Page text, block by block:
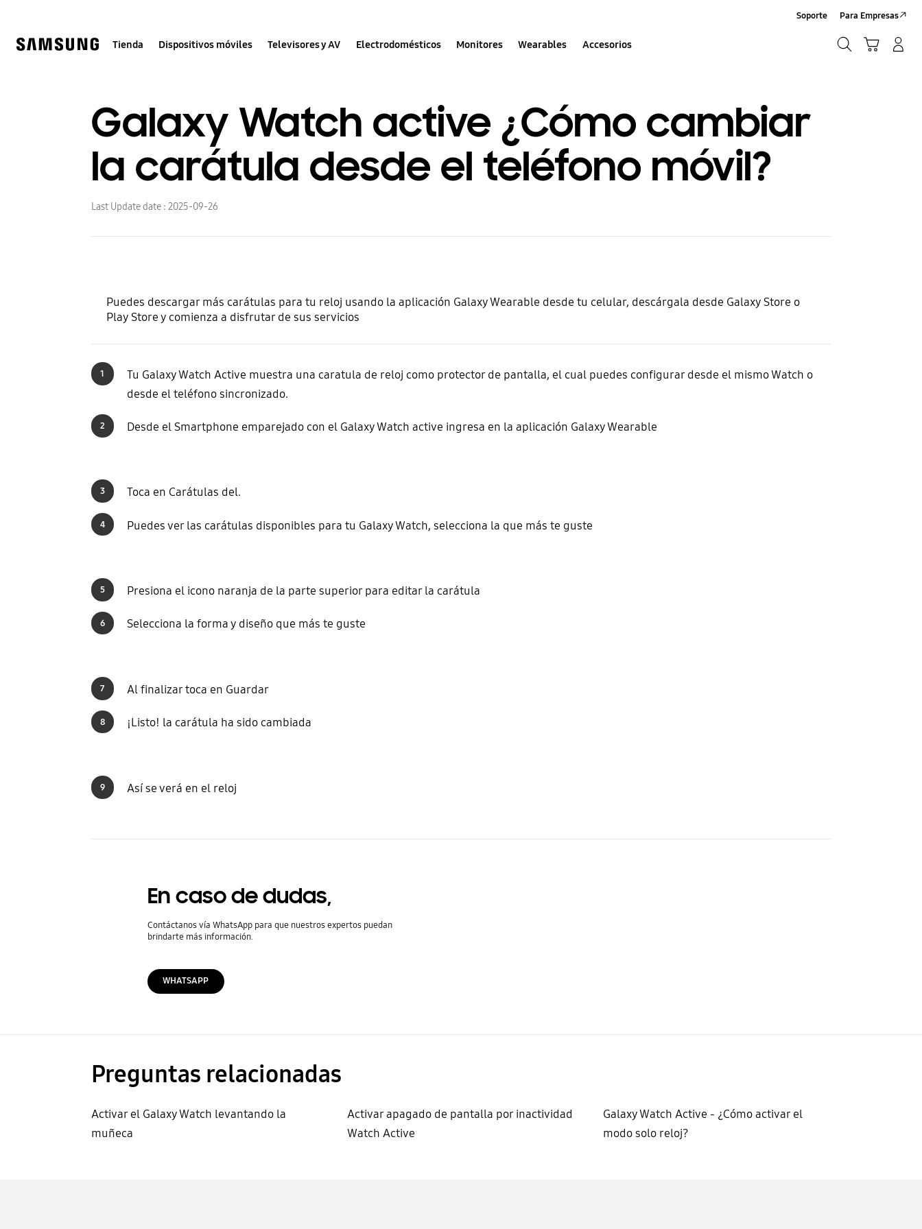
Tienda Dispositivos móviles Televisores y AV Electrodomésticos Monitores Wearables Accesorios
Soporte Para Empresas
Galaxy Watch active ¿Cómo cambiar
la carátula desde el teléfono móvil?
Last Update date : 2025-09-26
Puedes descargar más carátulas para tu reloj usando la aplicación Galaxy Wearable desde tu celular, descárgala desde Galaxy Store o
Play Store y comienza a disfrutar de sus servicios
1
Tu Galaxy Watch Active muestra una caratula de reloj como protector de pantalla, el cual puedes configurar desde el mismo Watch o
desde el teléfono sincronizado.
2 Desde el Smartphone emparejado con el Galaxy Watch active ingresa en la aplicación Galaxy Wearable
3 Toca en Carátulas del.
4 Puedes ver las carátulas disponibles para tu Galaxy Watch, selecciona la que más te guste
5 Presiona el icono naranja de la parte superior para editar la carátula
6 Selecciona la forma y diseño que más te guste
7 Al finalizar toca en Guardar
8 ¡Listo! la carátula ha sido cambiada
9 Así se verá en el reloj
En caso de dudas,
Contáctanos vía WhatsApp para que nuestros expertos puedan
brindarte más información.
WHATSAPP
Preguntas relacionadas
Activar el Galaxy Watch levantando la
muñeca
Activar apagado de pantalla por inactividad
Watch Active
Galaxy Watch Active - ¿Cómo activar el
modo solo reloj?